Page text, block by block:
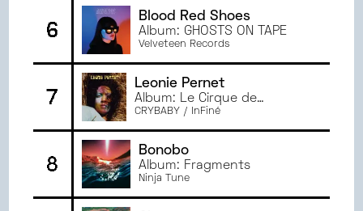
2023
2023
FÉVRIER2023
JANVIER2023
JUIN2022
2022
AVRIL2022
MARS2022
6
Blood Red Shoes
Album: GHOSTS ON TAPE
Velveteen Records
7
Leonie Pernet
Album: Le Cirque de
Consolation
CRYBABY / InFiné
8
Bonobo
Album: Fragments
Ninja Tune